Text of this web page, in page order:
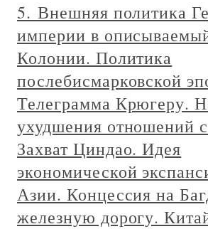
5. Внешняя политика
империи в
Колонии. Политика
послебисмарковской
Телеграмма Крюгеру.
ухудшения отношений
Захват Циндао. Идея
экономической
Азии. Концессия на
железную дорогу.